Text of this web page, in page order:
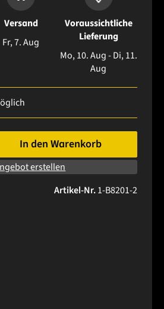
Versand
Fr, 7. Aug
Voraussichtliche
Lieferung
Mo, 10. Aug - Di, 11.
Aug
gewünschten Wert ein oder benutze
In den Warenkorb
erstellen
Artikel-Nr.1-B8201-2